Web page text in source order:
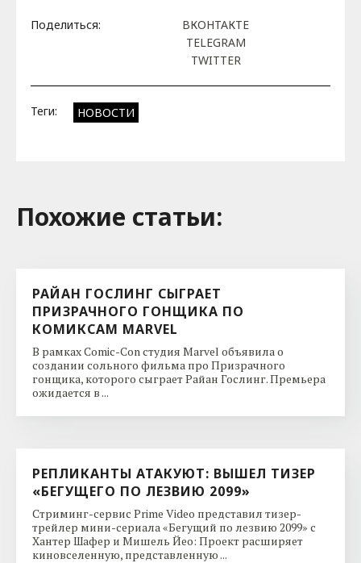
Поделиться:
ВКОНТАКТЕ
TELEGRAM
TWITTER
Теги: НОВОСТИ
Похожие cтатьи:
РАЙАН ГОСЛИНГ СЫГРАЕТ
ПРИЗРАЧНОГО ГОНЩИКА ПО
КОМИКСАМ MARVEL
В рамках Comic-Con студия Marvel объявила о
создании сольного фильма про Призрачного
гонщика, которого сыграет Райан Гослинг. Премьера
ожидается в ...
РЕПЛИКАНТЫ АТАКУЮТ: ВЫШЕЛ ТИЗЕР
«БЕГУЩЕГО ПО ЛЕЗВИЮ 2099»
Стриминг-сервис Prime Video представил тизер-
трейлер мини-сериала «Бегущий по лезвию 2099» с
Хантер Шафер и Мишель Йео: Проект расширяет
киновселенную, представленную ...